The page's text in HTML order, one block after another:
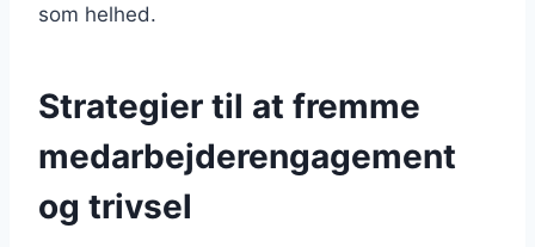
som helhed.
Strategier til at fremme
medarbejderengagement
og trivsel